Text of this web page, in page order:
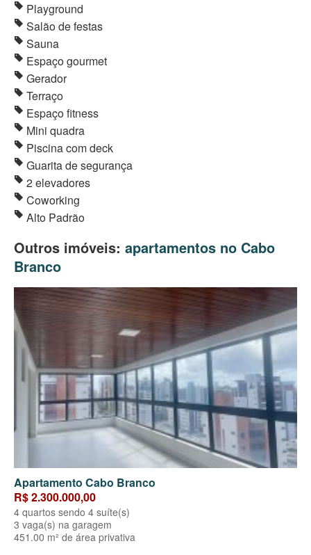
Playground
Salão de festas
Sauna
Espaço gourmet
Gerador
Terraço
Espaço fitness
Mini quadra
Piscina com deck
Guarita de segurança
2 elevadores
Coworking
Alto Padrão
Outros imóveis: apartamentos no Cabo
Branco
Apartamento Cabo Branco
R$ 2.300.000,00
4 quartos sendo 4 suíte(s)
3 vaga(s) na garagem
451.00 m² de área privativa